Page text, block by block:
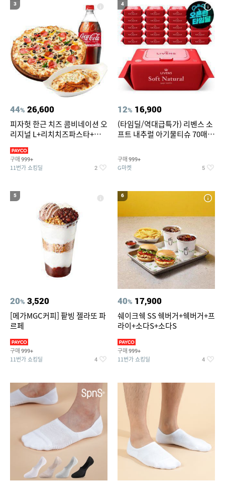
3
44% 26,600
피자헛 한근 치즈 콤비네이션 오
리지널 L+리치치즈파스타+콜
구매 999+
11번가 쇼킹딜 2
4
12% 16,900
(타임딜/역대급특가) 리벤스 소
프트 내추럴 아기물티슈 70매
구매 999+
G마켓 5
5
20% 3,520
[메가MGC커피] 팥빙 젤라또 파
르페
구매 999+
11번가 쇼킹딜 4
6
40% 17,900
쉐이크쉑 SS 쉑버거+쉑버거+프
라이+소다S+소다S
구매 999+
11번가 쇼킹딜 4